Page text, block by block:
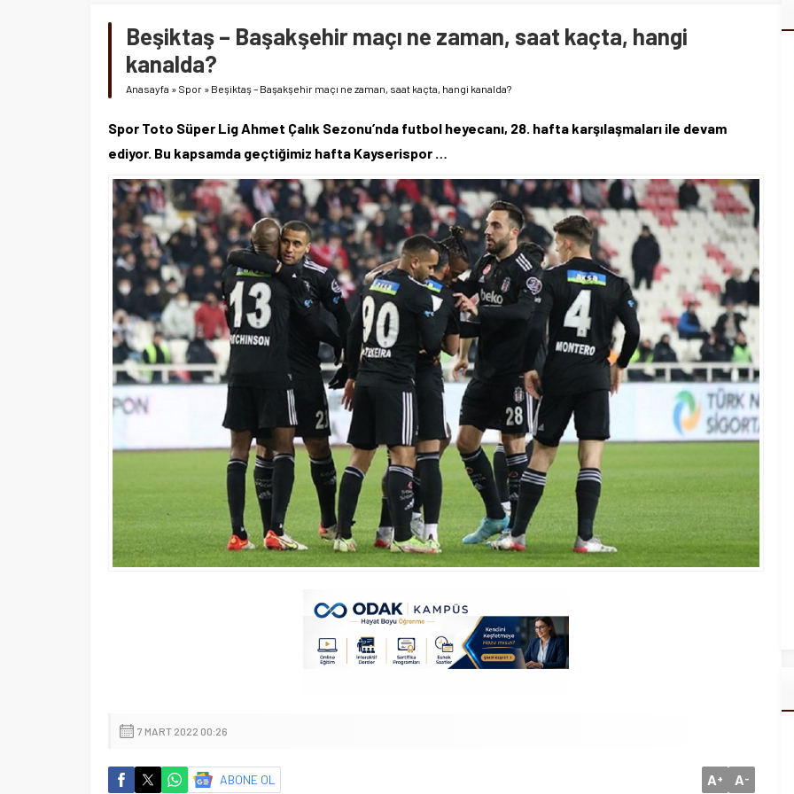
Beşiktaş – Başakşehir maçı ne zaman, saat kaçta, hangi
kanalda?
Anasayfa » Spor » Beşiktaş – Başakşehir maçı ne zaman, saat kaçta, hangi kanalda?
Spor Toto Süper Lig Ahmet Çalık Sezonu’nda futbol heyecanı, 28. hafta karşılaşmaları ile devam
ediyor. Bu kapsamda geçtiğimiz hafta Kayserispor …
7 MART 2022 00:26
ABONE OL A+ A-